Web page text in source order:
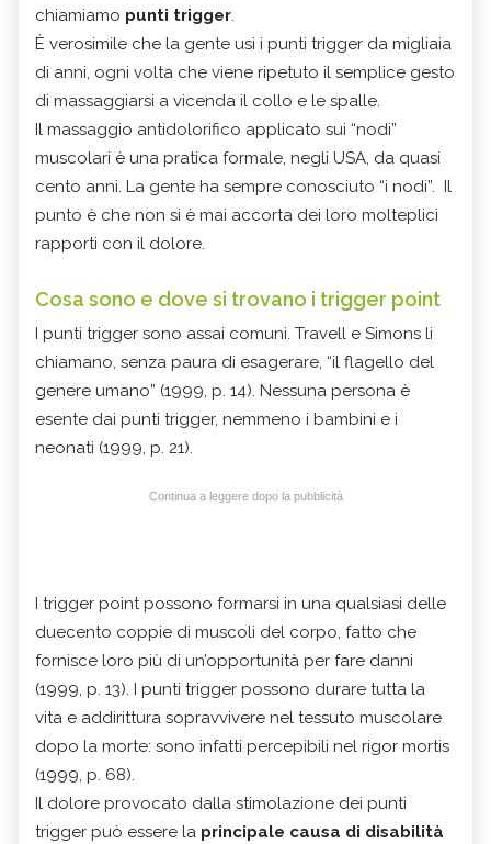
chiamiamo punti trigger.
È verosimile che la gente usi i punti trigger da migliaia
di anni, ogni volta che viene ripetuto il semplice gesto
di massaggiarsi a vicenda il collo e le spalle.
Il massaggio antidolorifico applicato sui “nodi”
muscolari è una pratica formale, negli USA, da quasi
cento anni. La gente ha sempre conosciuto “i nodi”. Il
punto è che non si è mai accorta dei loro molteplici
rapporti con il dolore.
Cosa sono e dove si trovano i trigger point
I punti trigger sono assai comuni. Travell e Simons li
chiamano, senza paura di esagerare, “il flagello del
genere umano” (1999, p. 14). Nessuna persona è
esente dai punti trigger, nemmeno i bambini e i
neonati (1999, p. 21).
Continua a leggere dopo la pubblicità
I trigger point possono formarsi in una qualsiasi delle
duecento coppie di muscoli del corpo, fatto che
fornisce loro più di un’opportunità per fare danni
(1999, p. 13). I punti trigger possono durare tutta la
vita e addirittura sopravvivere nel tessuto muscolare
dopo la morte: sono infatti percepibili nel rigor mortis
(1999, p. 68).
Il dolore provocato dalla stimolazione dei punti
trigger può essere la principale causa di disabilità